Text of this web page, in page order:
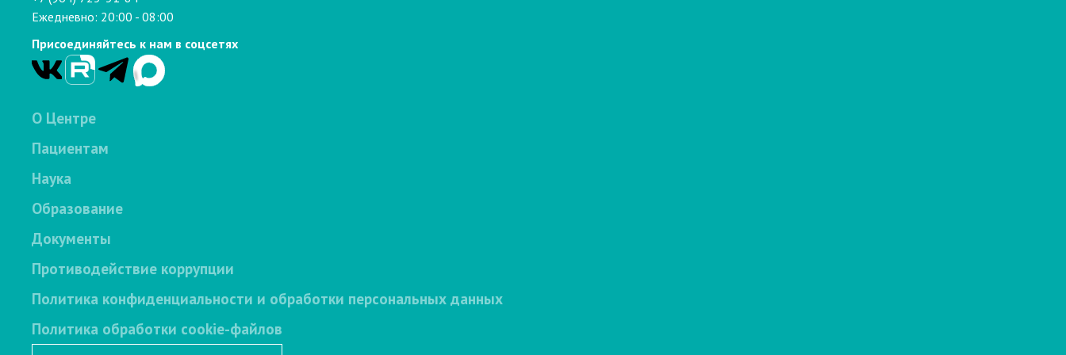
Ежедневно: 20:00 - 08:00
Присоединяйтесь к нам в соцсетях
О Центре
Пациентам
Наука
Образование
Документы
Противодействие коррупции
Политика конфиденциальности и обработки персональных данных
Политика обработки cookie-файлов